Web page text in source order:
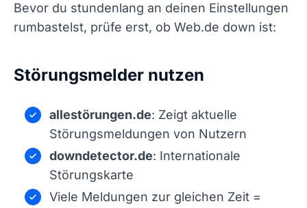
Bevor du stundenlang an deinen Einstellungen
rumbastelst, prüfe erst, ob Web.de down ist:
Störungsmelder nutzen
allestörungen.de: Zeigt aktuelle
Störungsmeldungen von Nutzern
downdetector.de: Internationale
Störungskarte
Viele Meldungen zur gleichen Zeit =